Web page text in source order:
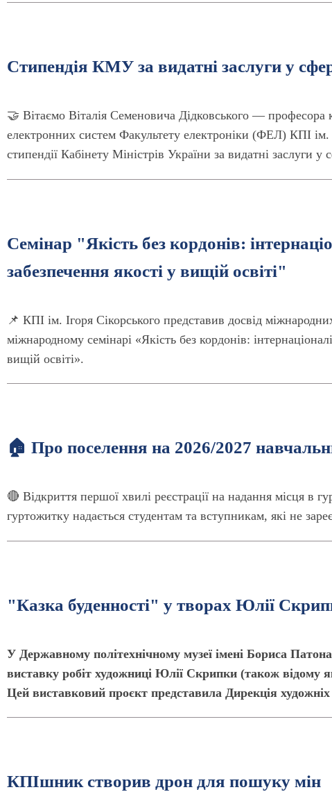
Стипендія КМУ за видатні заслуги у
🤝 Вітаємо Віталія Семеновича Дідковського —
електронних систем Факультету електроніки (ФЕЛ) КПІ
стипендії Кабінету Міністрів України за видатні заслуги у
Семінар "Якість без кордонів:
забезпечення якості у вищій освіті"
📌 КПІ ім. Ігоря Сікорського представив досвід
міжнародному семінарі «Якість без кордонів:
вищій освіті».
🏠 Про поселення на 2026/2027
🔴 Відкриття першої хвилі реєстрації на надання місця в
гуртожитку надається студентам та вступникам, які не
"Казка буденності" у творах Юлії
У Державному політехнічному музеї імені Бориса
виставку робіт художниці Юлії Скрипки (також відому
Цей виставковий проєкт представила Дирекція
КПІшник створив дрон для пошуку мін